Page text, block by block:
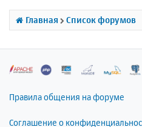
Главная Список форумов
Правила общения на форуме
Соглашение о